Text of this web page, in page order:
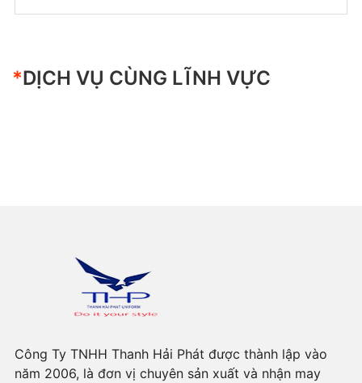
Quần Áo BHLĐ
+ Mở nhóm...
*DỊCH VỤ CÙNG LĨNH VỰC
Công Ty TNHH Thanh Hải Phát được thành lập vào
năm 2006, là đơn vị chuyên sản xuất và nhận may